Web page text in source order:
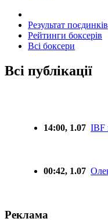
Результат поєдинків
Рейтинги боксерів
Всі боксери
Всі публікації
14:00, 1.07 IBF
00:42, 1.07
Реклама